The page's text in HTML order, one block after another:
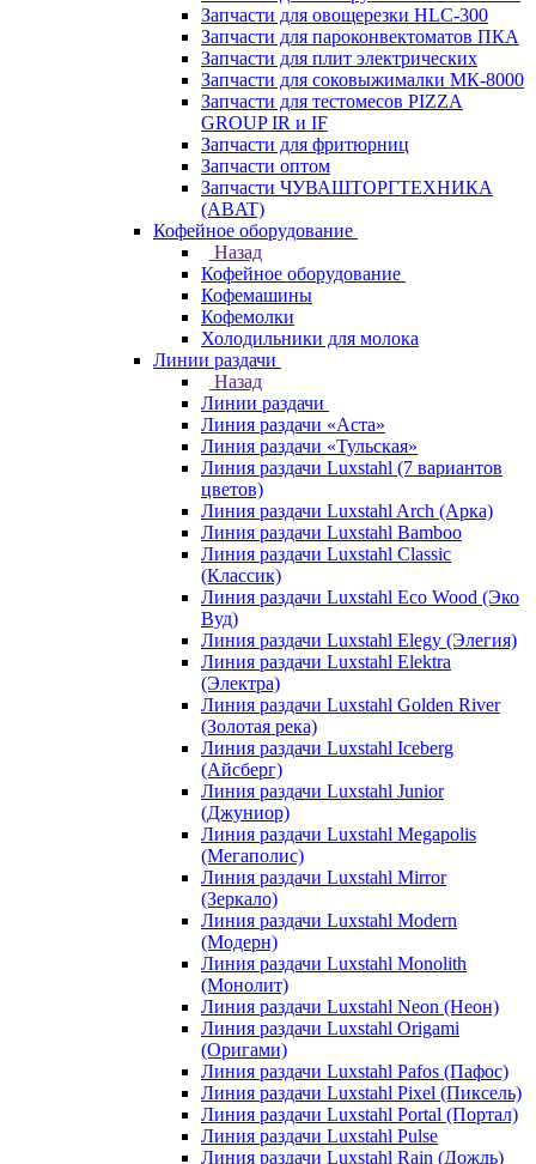
Запчасти для овощерезки HLC-300
Запчасти для пароконвектоматов ПКА
Запчасти для плит электрических
Запчасти для соковыжималки МК-8000
Запчасти для тестомесов PIZZA
GROUP IR и IF
Запчасти для фритюрниц
Запчасти оптом
Запчасти ЧУВАШТОРГТЕХНИКА
(ABAT)
Кофейное оборудование
Назад
Кофейное оборудование
Кофемашины
Кофемолки
Холодильники для молока
Линии раздачи
Назад
Линии раздачи
Линия раздачи «Аста»
Линия раздачи «Тульская»
Линия раздачи Luxstahl (7 вариантов
цветов)
Линия раздачи Luxstahl Arch (Арка)
Линия раздачи Luxstahl Bamboo
Линия раздачи Luxstahl Classic
(Классик)
Линия раздачи Luxstahl Eco Wood (Эко
Вуд)
Линия раздачи Luxstahl Elegy (Элегия)
Линия раздачи Luxstahl Elektra
(Электра)
Линия раздачи Luxstahl Golden River
(Золотая река)
Линия раздачи Luxstahl Iceberg
(Айсберг)
Линия раздачи Luxstahl Junior
(Джуниор)
Линия раздачи Luxstahl Megapolis
(Мегаполис)
Линия раздачи Luxstahl Mirror
(Зеркало)
Линия раздачи Luxstahl Modern
(Модерн)
Линия раздачи Luxstahl Monolith
(Монолит)
Линия раздачи Luxstahl Neon (Неон)
Линия раздачи Luxstahl Origami
(Оригами)
Линия раздачи Luxstahl Pafos (Пафос)
Линия раздачи Luxstahl Pixel (Пиксель)
Линия раздачи Luxstahl Portal (Портал)
Линия раздачи Luxstahl Pulse
Линия раздачи Luxstahl Rain (Дождь)